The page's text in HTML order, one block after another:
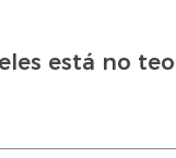
está no